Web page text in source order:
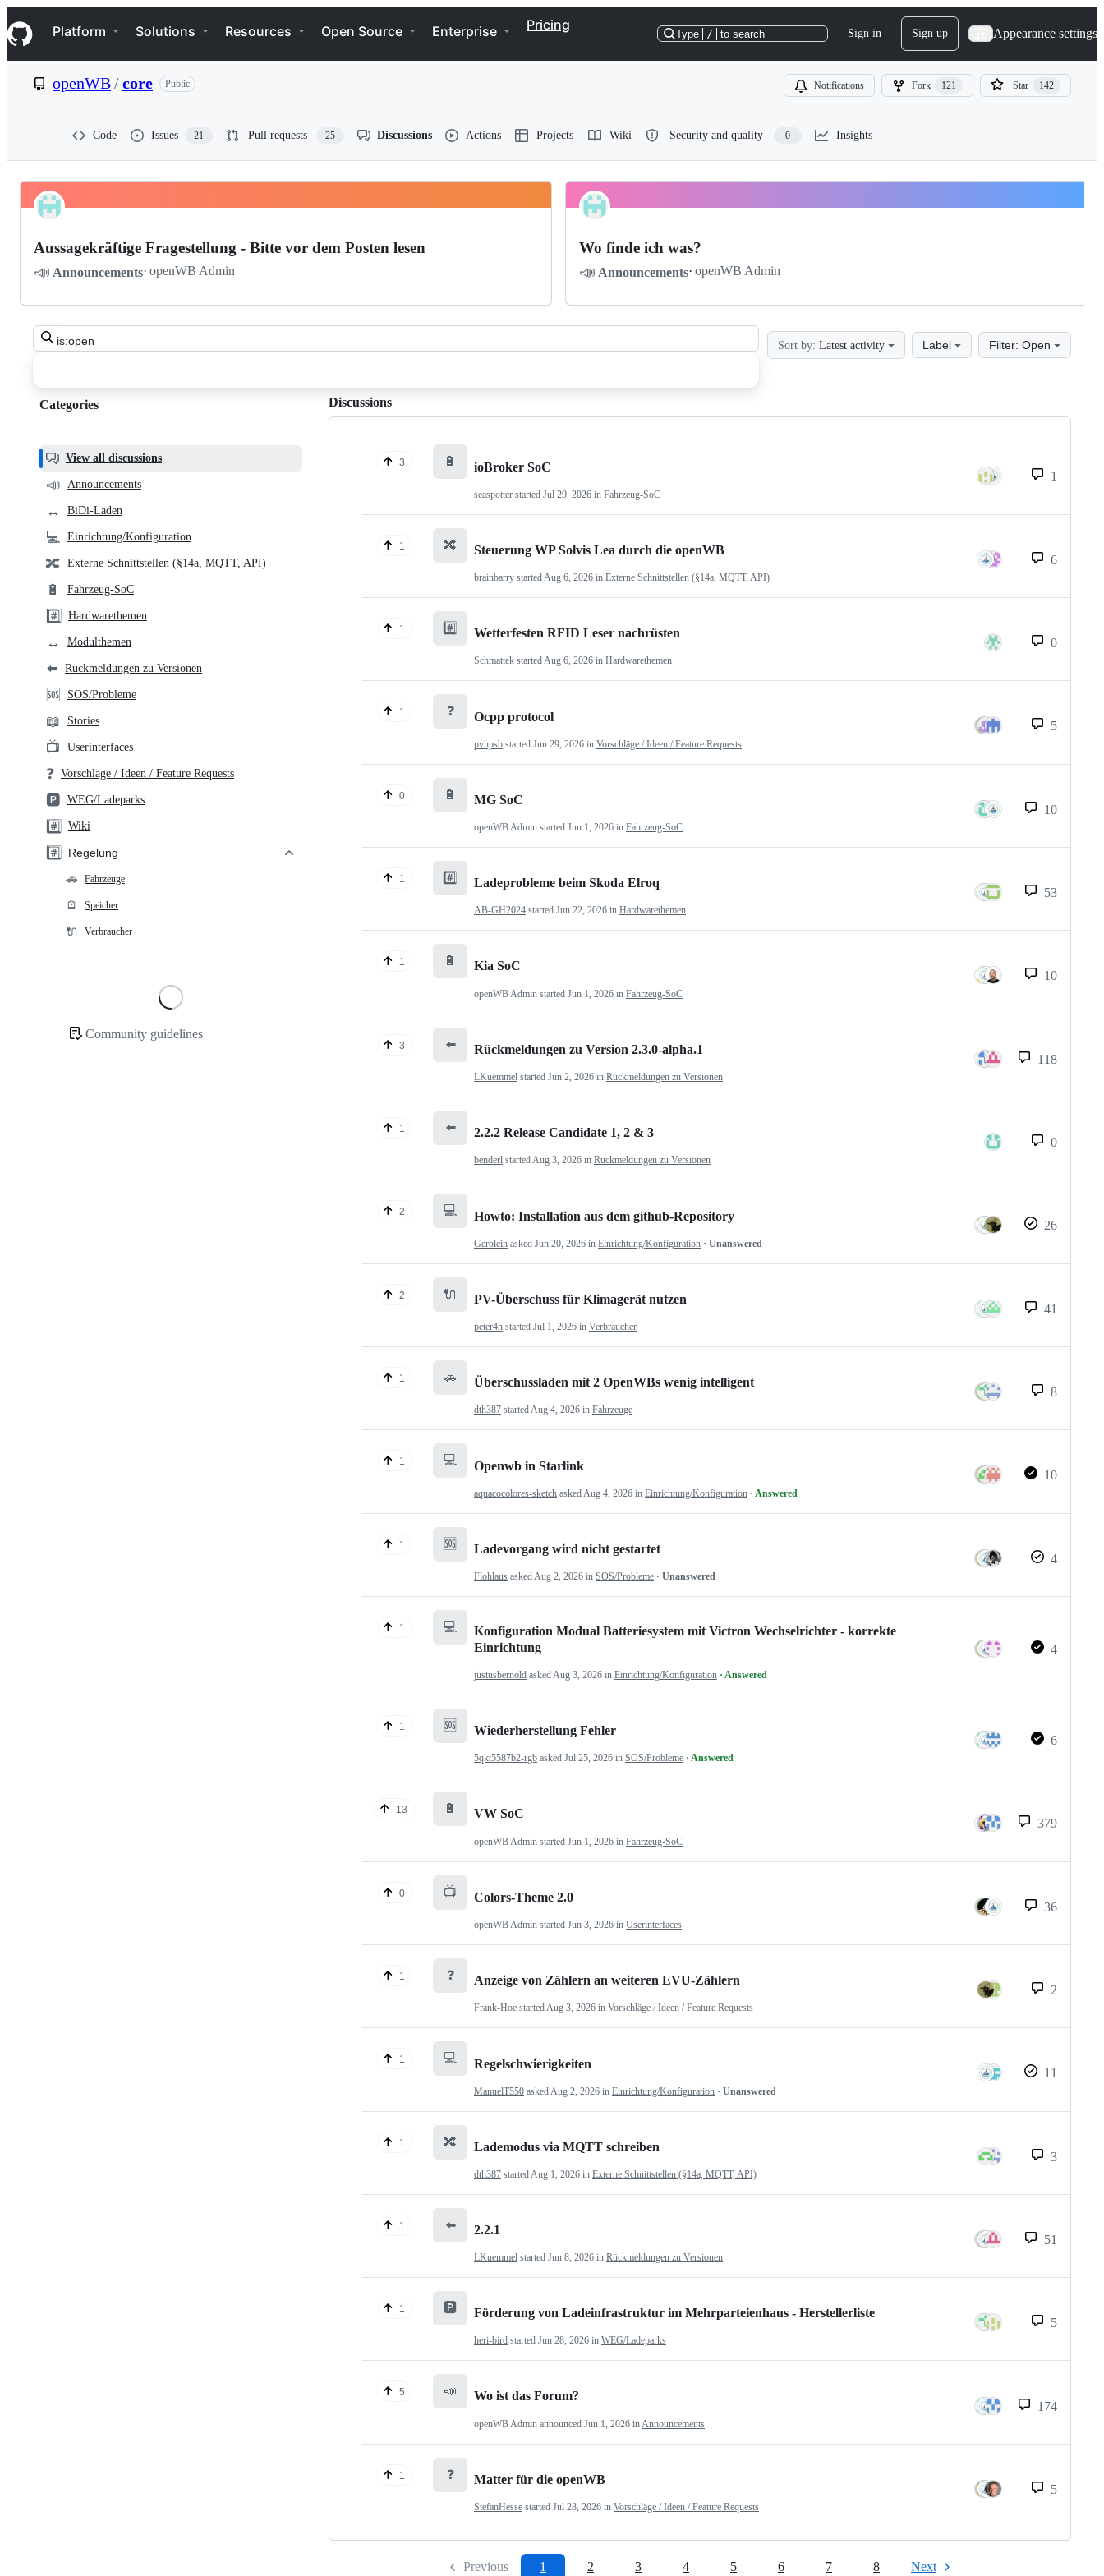
k
i
p
e
Navigation Menu
Platform Solutions Resources Open Source Enterprise Pricing
Type / to search Sign in Sign up Appearance settings
openWB/core Public Notifications Fork 121 Star 142
Code Issues 21 Pull requests 25 Discussions Actions Projects Wiki Security and quality 0 Insights
openWB
core
Discussions
Pinned
Aussagekräftige Fragestellung - Bitte vor dem Posten lesen
📣 Announcements· openWB Admin
Wo finde ich was?
📣 Announcements· openWB Admin
Search
all
Sort by: Latest activity Label Filter: Open
Categories,
helpful,
and
links
Categories
View all discussions
📣 Announcements
↔️ BiDi-Laden
💻 Einrichtung/Konfiguration
🔀 Externe Schnittstellen (§14a, MQTT, API)
🔋 Fahrzeug-SoC
#️⃣ Hardwarethemen
↔️ Modulthemen
⬅️ Rückmeldungen zu Versionen
🆘 SOS/Probleme
📖 Stories
📺 Userinterfaces
❓ Vorschläge / Ideen / Feature Requests
🅿️ WEG/Ladeparks
#️⃣ Wiki
#️⃣
Regelung
🚗
Fahrzeuge
🪫 Speicher
🔌 Verbraucher
Community guidelines
Discussions
3 🔋 ioBroker SoC
seaspotter started Jul 29, 2026 in Fahrzeug-SoC
1
1 🔀 Steuerung WP Solvis Lea durch die openWB
brainbarry startedAug 6, 2026 in Externe Schnittstellen (§14a, MQTT, API)
6
1 #️⃣ Wetterfesten RFID Leser nachrüsten
Schmattek startedAug 6, 2026 in Hardwarethemen
0
1 ❓ Ocpp protocol
pvhpsb started Jun 29, 2026 in Vorschläge / Ideen / Feature Requests
5
0 🔋 MG SoC
openWB Admin started Jun 1, 2026 in Fahrzeug-SoC
10
1 #️⃣ Ladeprobleme beim Skoda Elroq
AB-GH2024 started Jun 22, 2026 in Hardwarethemen
53
1 🔋 Kia SoC
openWB Admin started Jun 1, 2026 in Fahrzeug-SoC
10
3 ⬅️ Rückmeldungen zu Version 2.3.0-alpha.1
LKuemmel started Jun 2, 2026 in Rückmeldungen zu Versionen
118
1 ⬅️ 2.2.2 Release Candidate 1, 2 & 3
benderl startedAug 3, 2026 in Rückmeldungen zu Versionen
0
2 💻 Howto: Installation aus dem github-Repository
Gerolein asked Jun 20, 2026 in Einrichtung/Konfiguration · Unanswered
26
2 🔌 PV-Überschuss für Klimagerät nutzen
peter4n started Jul 1, 2026 in Verbraucher
41
1 🚗 Überschussladen mit 2 OpenWBs wenig intelligent
dth387 startedAug 4, 2026 in Fahrzeuge
8
1 💻 Openwb in Starlink
aquacocolores-sketch asked Aug 4, 2026 in Einrichtung/Konfiguration · Answered
10
1 🆘 Ladevorgang wird nicht gestartet
Flohlaus askedAug 2, 2026 in SOS/Probleme · Unanswered
4
1 💻
Konfiguration Modual Batteriesystem mit Victron Wechselrichter - korrekte
Einrichtung
justusbernold askedAug 3, 2026 in Einrichtung/Konfiguration · Answered
4
1 🆘 Wiederherstellung Fehler
5qkt5587b2-rgb asked Jul 25, 2026 in SOS/Probleme · Answered
6
13 🔋 VW SoC
openWB Admin started Jun 1, 2026 in Fahrzeug-SoC
379
0 📺 Colors-Theme 2.0
openWB Admin started Jun 3, 2026 in Userinterfaces
36
1 ❓ Anzeige von Zählern an weiteren EVU-Zählern
Frank-Hoe startedAug 3, 2026 in Vorschläge / Ideen / Feature Requests
2
1 💻 Regelschwierigkeiten
ManuelT550 asked Aug 2, 2026 in Einrichtung/Konfiguration · Unanswered
11
1 🔀 Lademodus via MQTT schreiben
dth387 startedAug 1, 2026 in Externe Schnittstellen (§14a, MQTT, API)
3
1 ⬅️ 2.2.1
LKuemmel started Jun 8, 2026 in Rückmeldungen zu Versionen
51
1 🅿️ Förderung von Ladeinfrastruktur im Mehrparteienhaus - Herstellerliste
heri-bird started Jun 28, 2026 in WEG/Ladeparks
5
5 📣 Wo ist das Forum?
openWB Admin announced Jun 1, 2026 inAnnouncements
174
1 ❓ Matter für die openWB
StefanHesse started Jul 28, 2026 in Vorschläge / Ideen / Feature Requests
5
Previous 1 2 3 4 5 6 7 8 Next